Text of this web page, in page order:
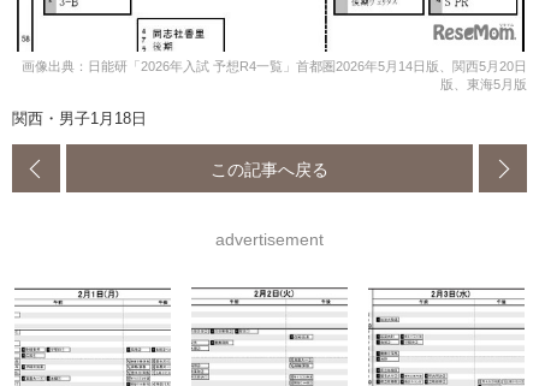
画像出典：日能研「2026年入試 予想R4一覧」首都圏2026年5月14日版、関西5月20日
版、東海5月版
関西・男子1月18日
この記事へ戻る
advertisement